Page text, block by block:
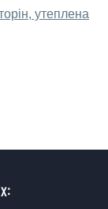
грн.
дверей?
від 1600 грн.
утеплена